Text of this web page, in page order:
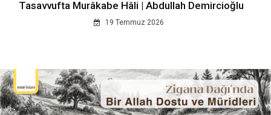
Tasavvufta Murâkabe Hâli | Abdullah Demircioğlu
19 Temmuz 2026